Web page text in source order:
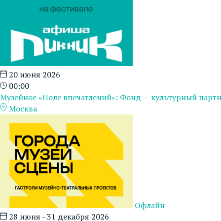
20 июня 2026
00:00
Музейное «Поле впечатлений»: Фонд — культурный
Москва
Офлайн
28 июня - 31 декабря 2026